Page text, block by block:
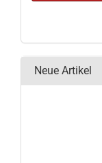
Neue Artikel